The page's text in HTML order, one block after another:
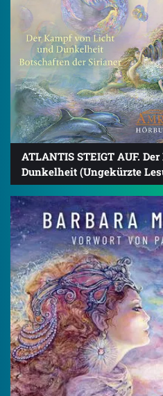
ATLANTIS STEIGT AUF.
Dunkelheit (Ungekürzte